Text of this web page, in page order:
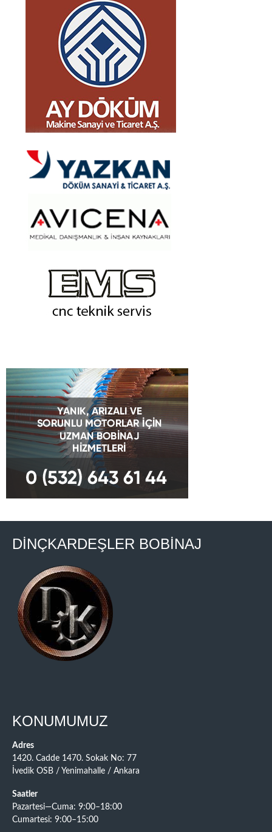
DİNÇKARDEŞLER BOBİNAJ
KONUMUMUZ
Adres
1420. Cadde 1470. Sokak No: 77
İvedik OSB / Yenimahalle / Ankara
Saatler
Pazartesi—Cuma: 9:00–18:00
Cumartesi: 9:00–15:00